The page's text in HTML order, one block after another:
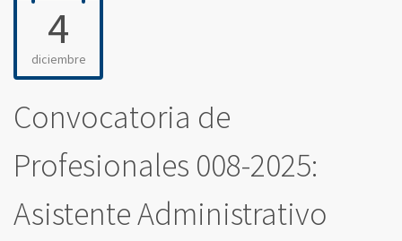
4
diciembre
Convocatoria de
Profesionales 008-2025:
Asistente Administrativo